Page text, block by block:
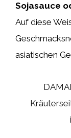
Sojasauce
Auf diese
asiatischen